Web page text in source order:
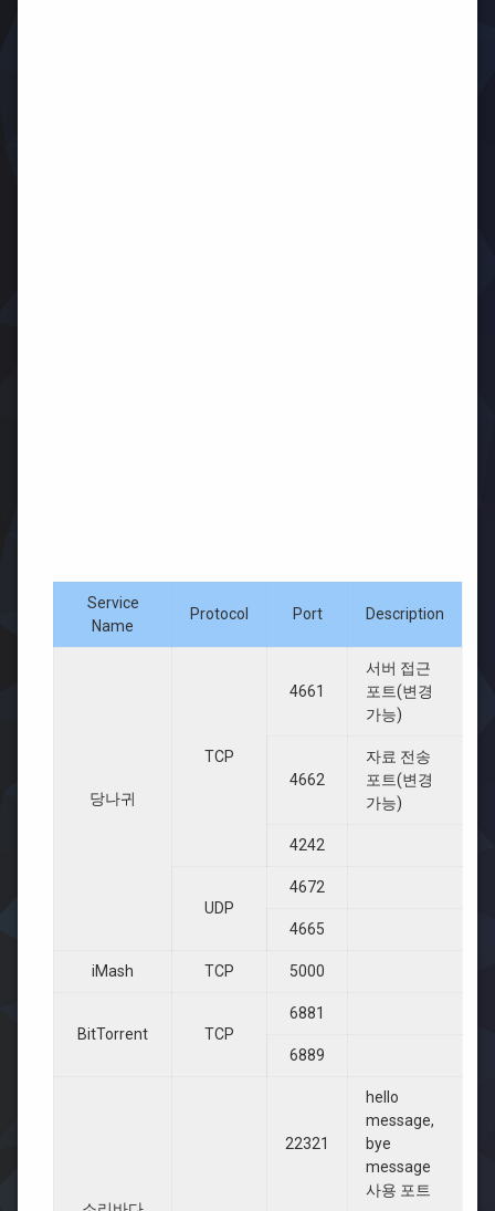
Service
Name
Protocol Port Description
당나귀
TCP
4661
서버 접근
포트(변경
가능)
4662
자료 전송
포트(변경
가능)
4242
UDP
4672
4665
iMash TCP 5000
BitTorrent TCP
6881
6889
22321
hello
message,
bye
message
사용 포트